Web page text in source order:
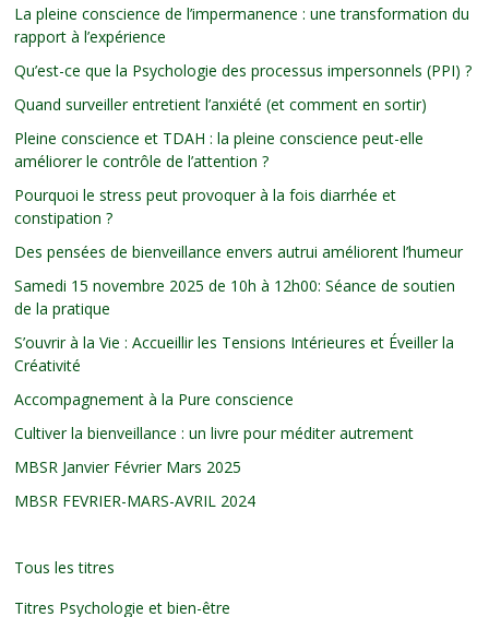
La pleine conscience de l’impermanence : une transformation du
rapport à l’expérience
Qu’est-ce que la Psychologie des processus impersonnels (PPI) ?
Quand surveiller entretient l’anxiété (et comment en sortir)
Pleine conscience et TDAH : la pleine conscience peut-elle
améliorer le contrôle de l’attention ?
Pourquoi le stress peut provoquer à la fois diarrhée et
constipation ?
Des pensées de bienveillance envers autrui améliorent l’humeur
Samedi 15 novembre 2025 de 10h à 12h00: Séance de soutien
de la pratique
S’ouvrir à la Vie : Accueillir les Tensions Intérieures et Éveiller la
Créativité
Accompagnement à la Pure conscience
Cultiver la bienveillance : un livre pour méditer autrement
MBSR Janvier Février Mars 2025
MBSR FEVRIER-MARS-AVRIL 2024
Tous les titres
Titres Psychologie et bien-être